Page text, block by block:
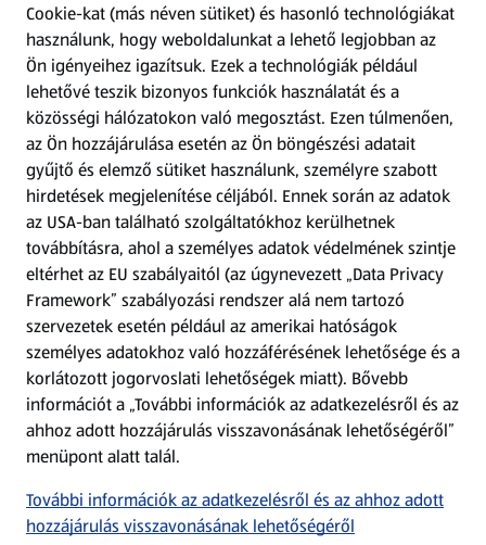
Kérdőív
Fizetési lehetőségek
ALDI utalványok
Árcsökkentés
Adattörlő alkalmazás
Szervizpont
(új oldalon nyílik meg)
Fedezz fel minket az interneten!
Töltsd le az ALDI Magyarország applikációt!
Cookie-kat (más néven sütiket) és hasonló technológiákat
használunk, hogy weboldalunkat a lehető legjobban az
Ön igényeihez igazítsuk. Ezek a technológiák például
lehetővé teszik bizonyos funkciók használatát és a
közösségi hálózatokon való megosztást. Ezen túlmenően,
az Ön hozzájárulása esetén az Ön böngészési adatait
gyűjtő és elemző sütiket használunk, személyre szabott
hirdetések megjelenítése céljából. Ennek során az adatok
az USA-ban található szolgáltatókhoz kerülhetnek
továbbításra, ahol a személyes adatok védelmének szintje
eltérhet az EU szabályaitól (az úgynevezett „Data Privacy
Framework” szabályozási rendszer alá nem tartozó
szervezetek esetén például az amerikai hatóságok
személyes adatokhoz való hozzáférésének lehetősége és a
korlátozott jogorvoslati lehetőségek miatt). Bővebb
információt a „További információk az adatkezelésről és az
ahhoz adott hozzájárulás visszavonásának lehetőségéről”
menüpont alatt talál.
További információk az adatkezelésről és az ahhoz adott
hozzájárulás visszavonásának lehetőségéről